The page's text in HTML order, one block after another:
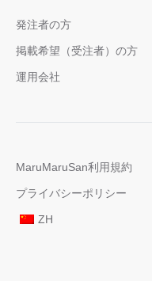
発注者の方
掲載希望（受注者）の方
運用会社
MaruMaruSan利用規約
プライバシーポリシー
ZH